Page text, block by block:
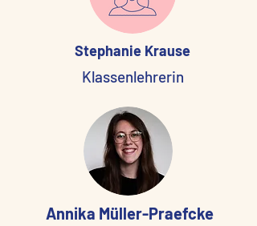
Stephanie Krause
Klassenlehrerin
Annika Müller-Praefcke